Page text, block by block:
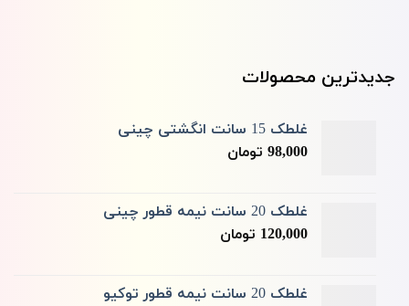
جدیدترین محصولات
غلطک 15 سانت انگشتی چینی
98,000 تومان
غلطک 20 سانت نیمه قطور چینی
120,000 تومان
غلطک 20 سانت نیمه قطور توکیو